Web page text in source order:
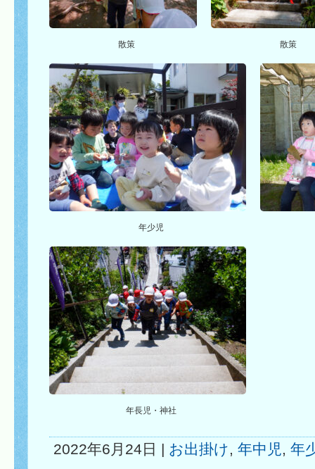
散策 散策
年少児
年長児・神社
2022年6月24日 | お出掛け, 年中児, 年